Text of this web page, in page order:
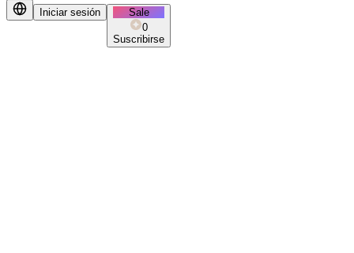
Iniciar sesión
Sale
0
Suscribirse